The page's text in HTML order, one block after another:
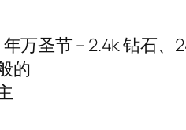
万圣节 – 2.4k 钻石、
的